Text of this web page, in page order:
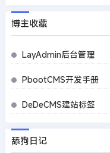
博主收藏
LayAdmin后台管理
PbootCMS开发手册
DeDeCMS建站标签
舔狗日记